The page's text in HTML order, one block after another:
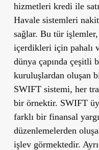
hizmetleri kredi ile
Havale sistemleri nakit
sağlar. Bu tür
içerdikleri için pahalı
dünya çapında çeşitli
kuruluşlardan oluşan
SWIFT sistemi, her
bir örnektir. SWIFT
farklı bir finansal
düzenlemelerden
işlev görmektedir.